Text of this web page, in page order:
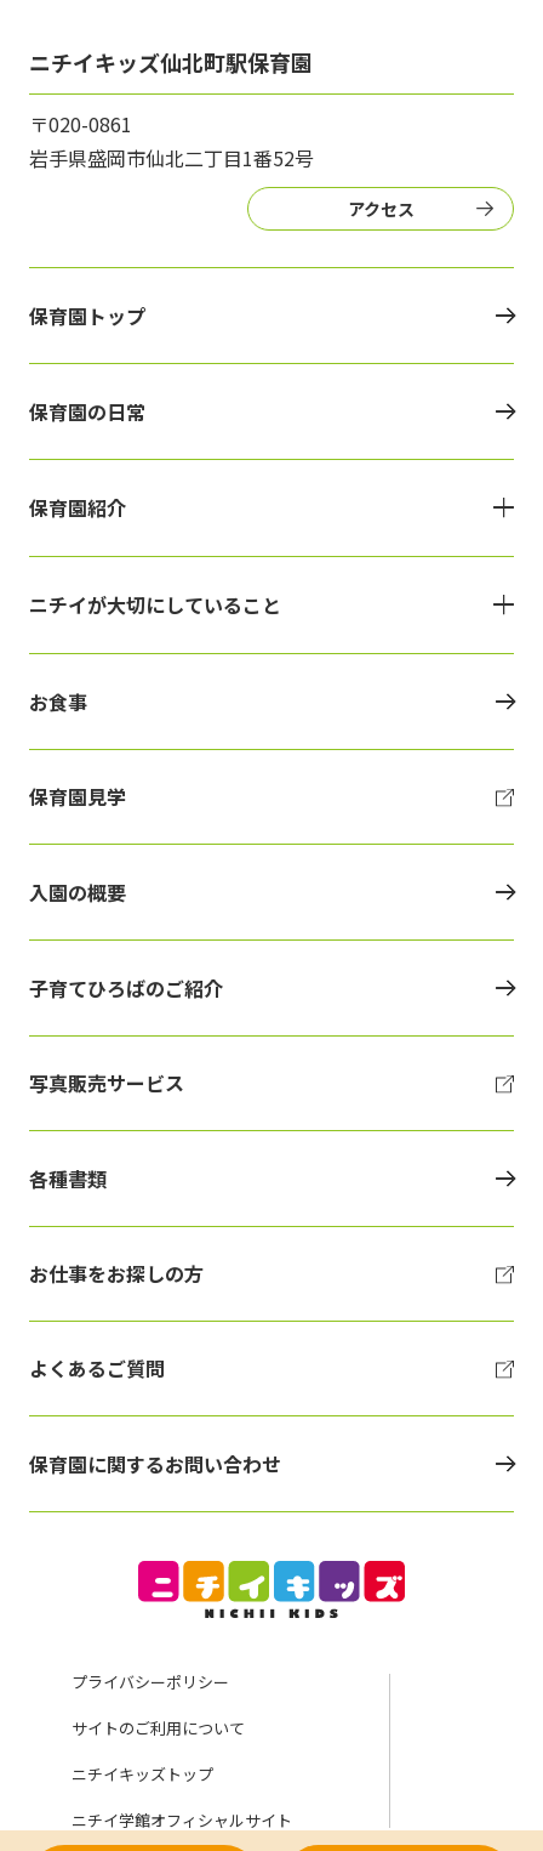
プライバシーポリシー
サイトのご利用について
ニチイキッズトップ
ニチイ学館オフィシャルサイト
ニチイキッズ仙北町駅保育園
〒020-0861
岩手県盛岡市仙北二丁目1番52号
アクセス
保育園トップ
保育園の日常
保育園紹介
ニチイが大切にしていること
お食事
保育園見学
入園の概要
子育てひろばのご紹介
写真販売サービス
各種書類
お仕事をお探しの方
よくあるご質問
保育園に関するお問い合わせ